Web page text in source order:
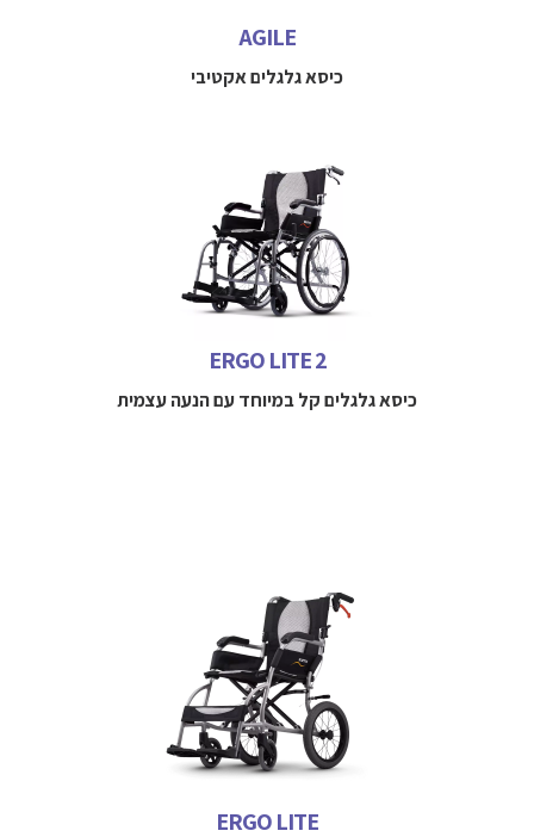
AGILE
כיסא גלגלים אקטיבי
ERGO LITE 2
כיסא גלגלים קל במיוחד עם הנעה עצמית
הכיסא היחיד שהוא גם קל משקל וגם עם הנעה עצמית.
הכיסא יציב ומתקפל בקלות לתא המטען
למידע נוסף חייגו
ERGO LITE
כיסא גלגלים אולטרא קל משקל יציב מתקפל בקלות לתא המטען
שוקל 8.6 ק"ג בלבד!
למידע נוסף חייגו